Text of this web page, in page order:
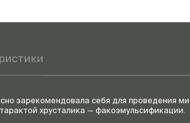
зарекомендовала себя для проведения
хрусталика — факоэмульсификации.